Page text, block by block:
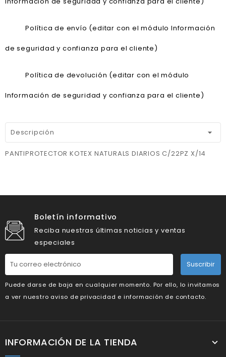
Política de envío (editar con el módulo Información
de seguridad y confianza para el cliente)
Política de devolución (editar con el módulo
Información de seguridad y confianza para el cliente)
Descripción
PANTIPROTECTOR KOTEX NATURALS DIARIOS C/22PZ X/14
Boletín informativo
Reciba nuestras últimas noticias y ventas
especiales
Suscribir
Puede darse de baja en cualquier momento. Por ello, lo invitamos
a ver nuestro aviso de privacidad e información de contacto.
INFORMACIÓN DE LA TIENDA